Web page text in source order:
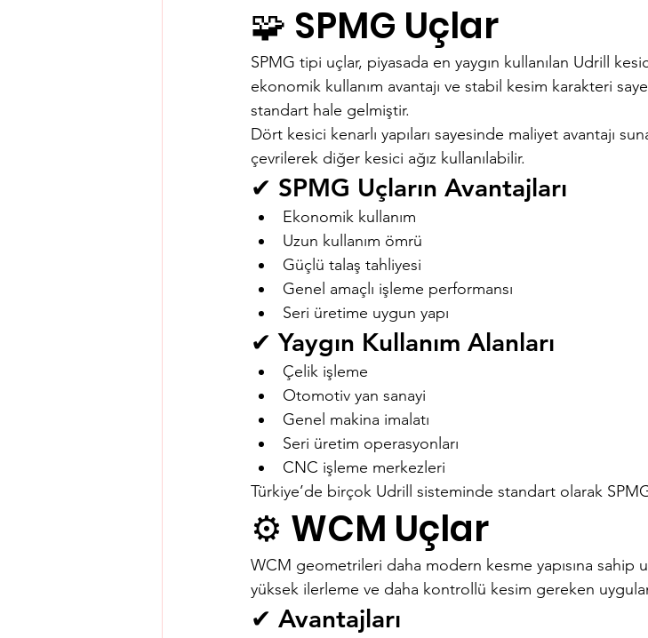
🧩 SPMG Uçlar
SPMG tipi uçlar, piyasada en yaygın kullanılan Udrill
ekonomik kullanım avantajı ve stabil kesim karakteri
standart hale gelmiştir.
Dört kesici kenarlı yapıları sayesinde maliyet avantajı
çevrilerek diğer kesici ağız kullanılabilir.
✔ SPMG Uçların Avantajları
Ekonomik kullanım
Uzun kullanım ömrü
Güçlü talaş tahliyesi
Genel amaçlı işleme performansı
Seri üretime uygun yapı
✔ Yaygın Kullanım Alanları
Çelik işleme
Otomotiv yan sanayi
Genel makina imalatı
Seri üretim operasyonları
CNC işleme merkezleri
Türkiye’de birçok Udrill sisteminde standart olarak
⚙️ WCM Uçlar
WCM geometrileri daha modern kesme yapısına sahip
yüksek ilerleme ve daha kontrollü kesim gereken
✔ Avantajları